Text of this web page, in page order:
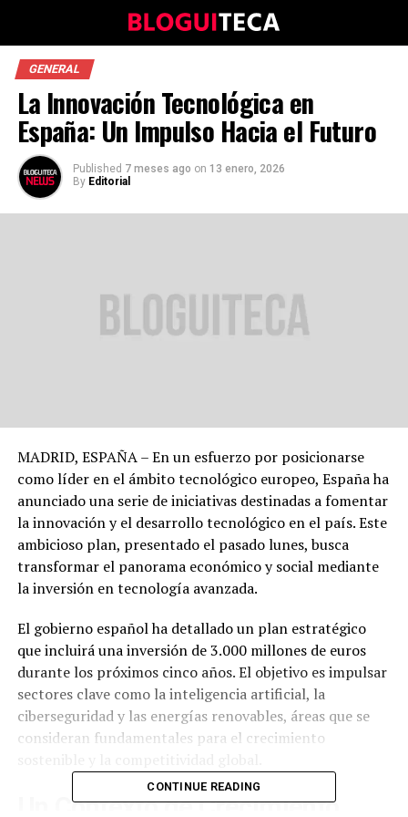
GENERAL
La Innovación Tecnológica en
España: Un Impulso Hacia el Futuro
Published 7 meses ago on 13 enero, 2026
By Editorial
MADRID, ESPAÑA – En un esfuerzo por posicionarse
como líder en el ámbito tecnológico europeo, España ha
anunciado una serie de iniciativas destinadas a fomentar
la innovación y el desarrollo tecnológico en el país. Este
ambicioso plan, presentado el pasado lunes, busca
transformar el panorama económico y social mediante
la inversión en tecnología avanzada.
El gobierno español ha detallado un plan estratégico
que incluirá una inversión de 3.000 millones de euros
durante los próximos cinco años. El objetivo es impulsar
sectores clave como la inteligencia artificial, la
ciberseguridad y las energías renovables, áreas que se
consideran fundamentales para el crecimiento
Un Contexto de Crecimiento
CONTINUE READING